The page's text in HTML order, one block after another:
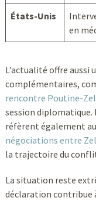
États-Unis
en
L’actualité offre aussi
complémentaires,
rencontre Poutine-
session diplomatique.
réfèrent également
négociations entre
la trajectoire du
La situation reste
déclaration contribue